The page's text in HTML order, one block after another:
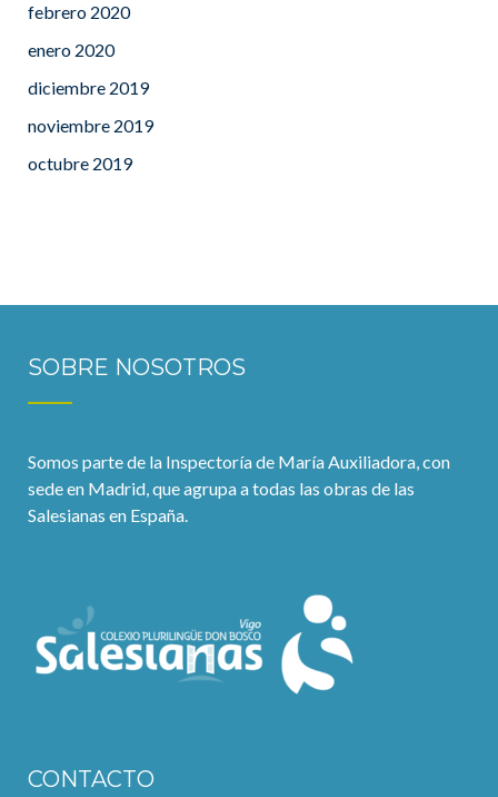
febrero 2020
enero 2020
diciembre 2019
noviembre 2019
octubre 2019
SOBRE NOSOTROS
Somos parte de la Inspectoría de María Auxiliadora, con
sede en Madrid, que agrupa a todas las obras de las
Salesianas en España.
CONTACTO